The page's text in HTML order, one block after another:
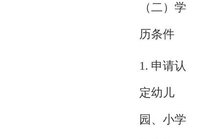
（二）学
历条件
1. 申请认
定幼儿
园、小学